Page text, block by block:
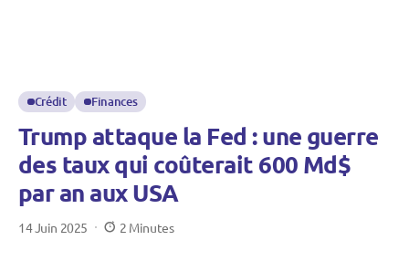
Crédit Finances
Trump attaque la Fed : une guerre
des taux qui coûterait 600 Md$
par an aux USA
14 Juin 2025 2 Minutes